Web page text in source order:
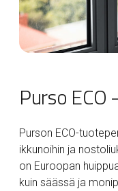
Purso
Purson ECO-
ikkunoihin ja
on Euroopan
kuin säässä ja